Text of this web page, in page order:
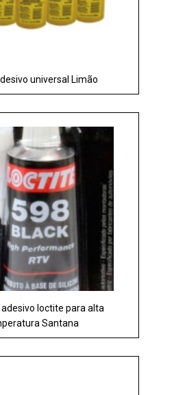
universal Limão
loctite para alta
Santana